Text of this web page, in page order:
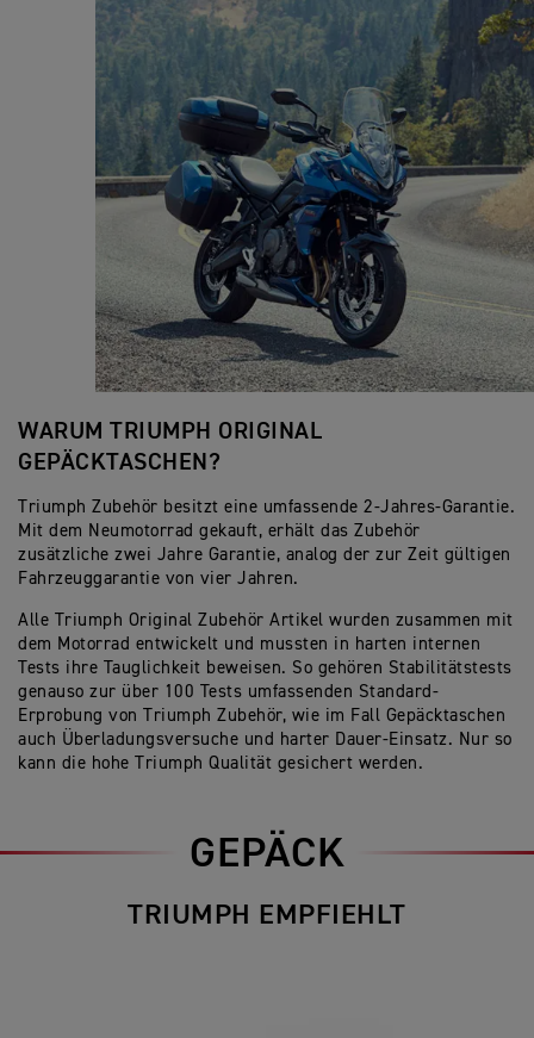
WARUM TRIUMPH ORIGINAL
GEPÄCKTASCHEN?
Triumph Zubehör besitzt eine umfassende 2-Jahres-Garantie.
Mit dem Neumotorrad gekauft, erhält das Zubehör
zusätzliche zwei Jahre Garantie, analog der zur Zeit gültigen
Fahrzeuggarantie von vier Jahren.
Alle Triumph Original Zubehör Artikel wurden zusammen mit
dem Motorrad entwickelt und mussten in harten internen
Tests ihre Tauglichkeit beweisen. So gehören Stabilitätstests
genauso zur über 100 Tests umfassenden Standard-
Erprobung von Triumph Zubehör, wie im Fall Gepäcktaschen
auch Überladungsversuche und harter Dauer-Einsatz. Nur so
kann die hohe Triumph Qualität gesichert werden.
GEPÄCK
TRIUMPH EMPFIEHLT